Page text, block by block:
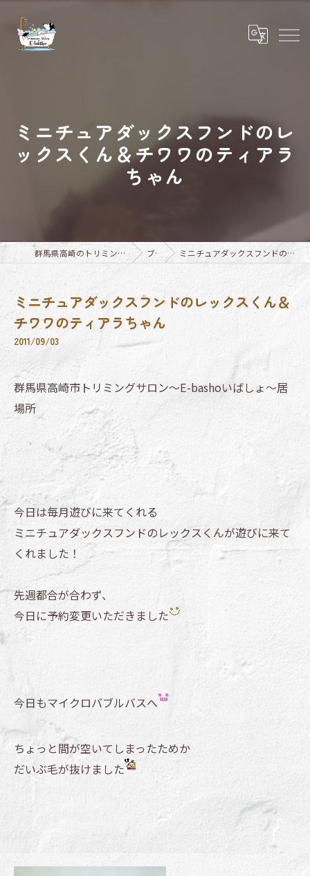
ミニチュアダックスフンドのレ
ックスくん＆チワワのティアラ
ちゃん
群馬県高崎のトリミングならTrimming Salon E-basho ブログ ミニチュアダックスフンドのレックスくん＆チワワのティアラちゃん
ミニチュアダックスフンドのレックスくん＆
チワワのティアラちゃん
2011/09/03
群馬県高崎市トリミングサロン～E-bashoいばしょ～居
場所
今日は毎月遊びに来てくれる
ミニチュアダックスフンドのレックスくんが遊びに来て
くれました！
先週都合が合わず、
今日に予約変更いただきました
今日もマイクロバブルバスへ
ちょっと間が空いてしまったためか
だいぶ毛が抜けました